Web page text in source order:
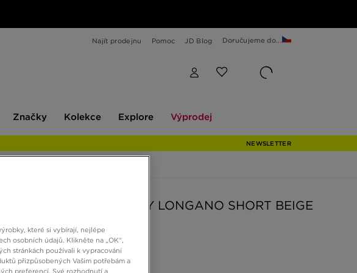
Najít prodejnu Pomoc JD Blog Doručujeme do...
Značky Kolekce Explore Výprodej
NEWSLETTER
ELLESSE ŠORTKY LONGANO SHORT BEIGE
350 Kč
které si vybírají, nejlépe
osobních údajů. Klikněte na „OK“,
stránkách používali k vypracování
přizpůsobených Vašim potřebám a
preferencí. Své rozhodnutí a